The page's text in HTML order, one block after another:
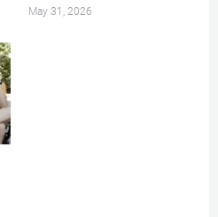
May 31, 2026